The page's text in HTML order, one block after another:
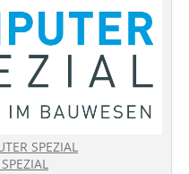
SPEZIAL